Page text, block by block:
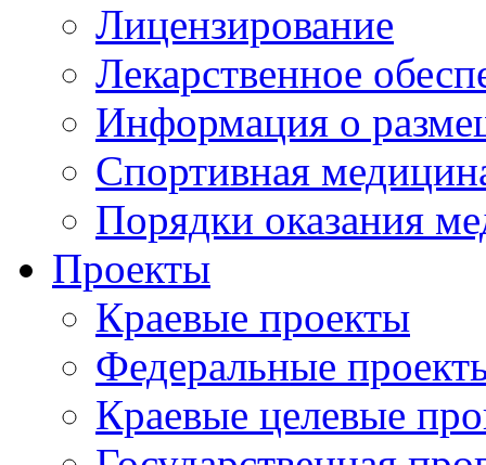
Лицензирование
Лекарственное
Информация о
Спортивная
Порядки оказания
Проекты
Краевые проекты
Федеральные
Краевые целевые